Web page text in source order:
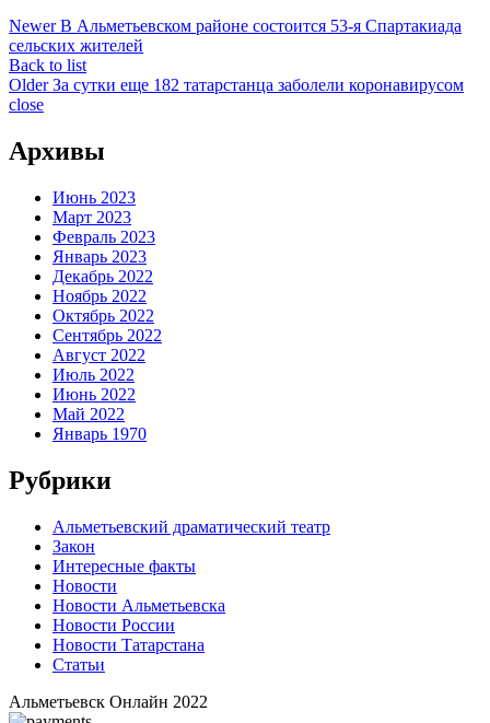
Newer В Альметьевском районе состоится 53-я Спартакиада
сельских жителей
Back to list
Older За сутки еще 182 татарстанца заболели коронавирусом
close
Архивы
Июнь 2023
Март 2023
Февраль 2023
Январь 2023
Декабрь 2022
Ноябрь 2022
Октябрь 2022
Сентябрь 2022
Август 2022
Июль 2022
Июнь 2022
Май 2022
Январь 1970
Рубрики
Альметьевский драматический театр
Закон
Интересные факты
Новости
Новости Альметьевска
Новости России
Новости Татарстана
Статьи
Альметьевск Онлайн 2022